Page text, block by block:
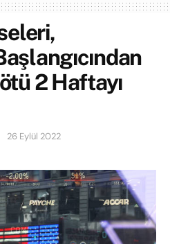
2 Haftayı
26 Eylül 2022